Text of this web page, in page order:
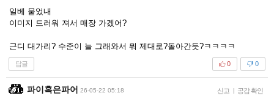
일베 뭍었내
이미지 드러워 져서 매장 가겠어?
근디 대가리? 수준이 늘 그래와서 뭐 제대로?돌아간듯?ㅋㅋㅋㅋ
답글 0
0
파이혹은파어 26-05-22 05:18 신고 | 공감 확인